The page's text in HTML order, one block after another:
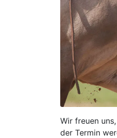
Wir freuen
der Termin